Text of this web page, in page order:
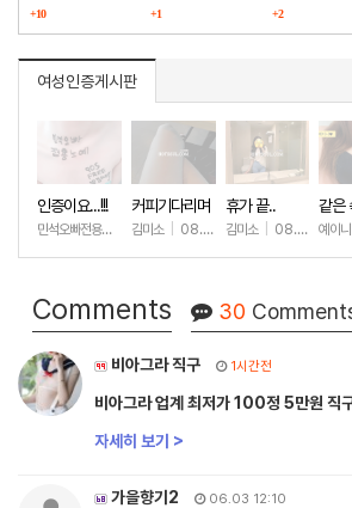
구매했습니다
+10
다
+1 +2
여성인증게시판
인증이요...!!!
민석오빠전용노예 08.08
커피기다리며
(안야함)
김미소 08.08 +42
휴가 끝..
김미소 08.07 +194
같은
예이니
Comments 30
비아그라 직구 1시간전
비아그라 업계 최저가 100정 5만원 직
자세히 보기 >
가을향기2 06.03 12:10